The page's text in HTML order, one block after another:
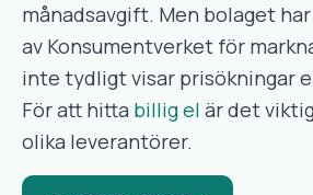
månadsavgift. Men bolaget
av Konsumentverket för
inte tydligt visar prisökningar
För att hitta billig el är det
olika leverantörer.